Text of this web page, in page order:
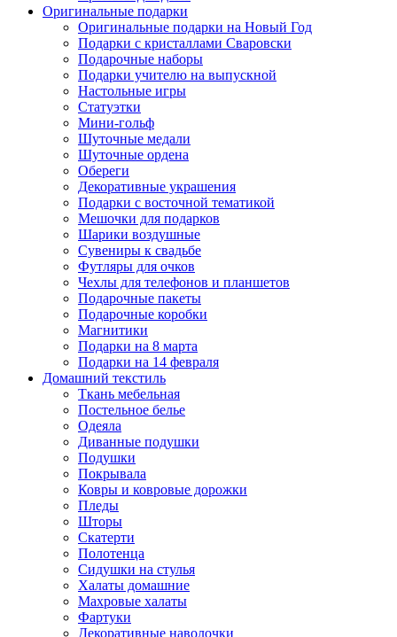
Оригинальные подарки
Оригинальные подарки на Новый Год
Подарки с кристаллами Сваровски
Подарочные наборы
Подарки учителю на выпускной
Настольные игры
Статуэтки
Мини-гольф
Шуточные медали
Шуточные ордена
Обереги
Декоративные украшения
Подарки с восточной тематикой
Мешочки для подарков
Шарики воздушные
Сувениры к свадьбе
Футляры для очков
Чехлы для телефонов и планшетов
Подарочные пакеты
Подарочные коробки
Магнитики
Подарки на 8 марта
Подарки на 14 февраля
Домашний текстиль
Ткань мебельная
Постельное белье
Одеяла
Диванные подушки
Подушки
Покрывала
Ковры и ковровые дорожки
Пледы
Шторы
Скатерти
Полотенца
Сидушки на стулья
Халаты домашние
Махровые халаты
Фартуки
Декоративные наволочки